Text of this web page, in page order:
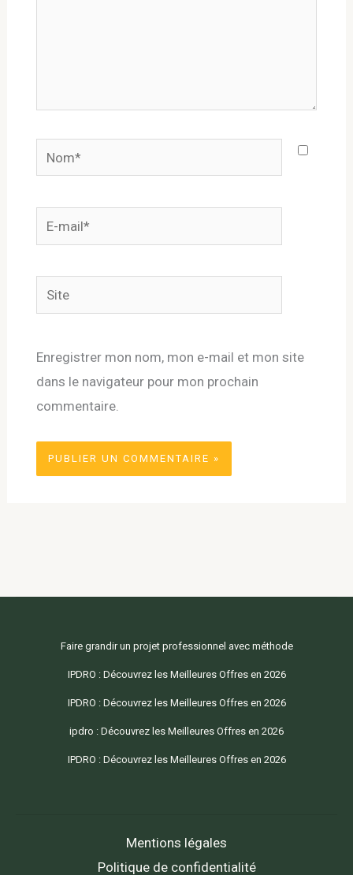
Nom*
mail*
Site
Enregistrer mon nom, mon e-mail et mon site
dans le navigateur pour mon prochain
commentaire.
Faire grandir un projet professionnel avec méthode
IPDRO : Découvrez les Meilleures Offres en 2026
IPDRO : Découvrez les Meilleures Offres en 2026
ipdro : Découvrez les Meilleures Offres en 2026
IPDRO : Découvrez les Meilleures Offres en 2026
Mentions légales
Politique de confidentialité